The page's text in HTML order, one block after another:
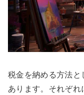
税金を納める方法
あります。それぞれ